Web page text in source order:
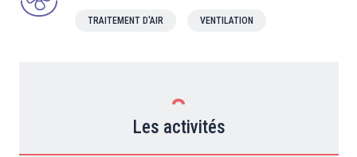
TRAITEMENT D'AIR VENTILATION
Les activités